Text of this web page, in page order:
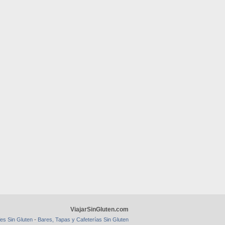
ViajarSinGluten.com
Sin Gluten - Bares, Tapas y Cafeterías Sin Gluten